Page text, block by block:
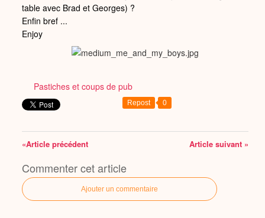
table avec Brad et Georges) ?
Enfin bref ...
Enjoy
Pastiches et coups de pub
Repost 0
«Article précédent Article suivant »
Commenter cet article
Ajouter un commentaire